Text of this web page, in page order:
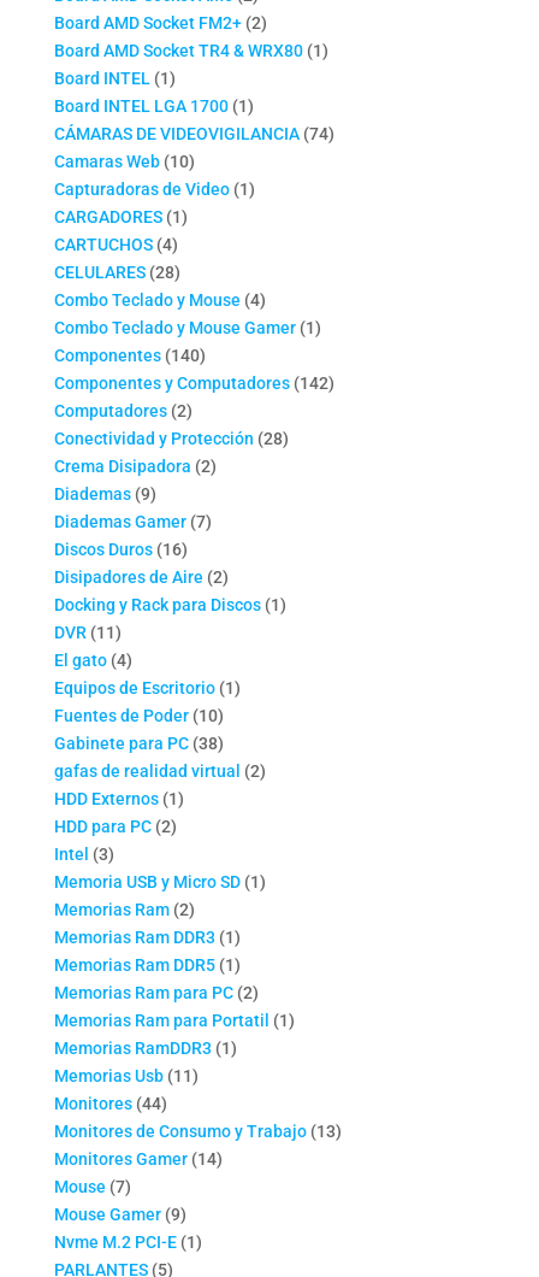
productos
Board AMD Socket FM2+ 22
productos
Board AMD Socket TR4 & WRX80 11
Board INTEL 11
producto
Board INTEL LGA 1700 11
producto
CÁMARAS DE VIDEOVIGILANCIA 7474
Camaras Web 1010
productos
Capturadoras de Video 11
CARGADORES 11
CARTUCHOS 44
productos
CELULARES 2828
productos
Combo Teclado y Mouse 44
productos
Combo Teclado y Mouse Gamer 11
Componentes 140140
productos
Componentes y Computadores 142142
Computadores 22
productos
Conectividad y Protección 2828
Crema Disipadora 22
Diademas 99
productos
Diademas Gamer 77
Discos Duros 1616
productos
Disipadores de Aire 22
productos
Docking y Rack para Discos 11
DVR 1111
productos
El gato 44
productos
Equipos de Escritorio 11
Fuentes de Poder 1010
productos
Gabinete para PC 3838
productos
gafas de realidad virtual 22
HDD Externos 11
HDD para PC 22
Intel 33
productos
Memoria USB y Micro SD 11
Memorias Ram 22
productos
Memorias Ram DDR3 11
producto
Memorias Ram DDR5 11
producto
Memorias Ram para PC 22
productos
Memorias Ram para Portatil 11
Memorias RamDDR3 11
Memorias Usb 1111
Monitores 4444
productos
Monitores de Consumo y Trabajo 1313
Monitores Gamer 1414
Mouse 77
productos
Mouse Gamer 99
productos
Nvme M.2 PCI-E 11
PARLANTES 55